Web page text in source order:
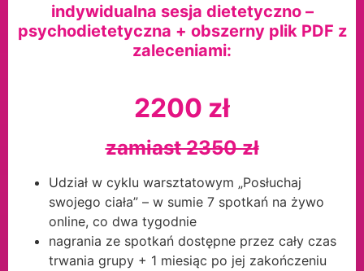
indywidualna sesja dietetyczno –
psychodietetyczna + obszerny plik PDF z
zaleceniami:
2200 zł
zamiast 2350 zł
Udział w cyklu warsztatowym „Posłuchaj
swojego ciała” – w sumie 7 spotkań na żywo
online, co dwa tygodnie
nagrania ze spotkań dostępne przez cały czas
trwania grupy + 1 miesiąc po jej zakończeniu